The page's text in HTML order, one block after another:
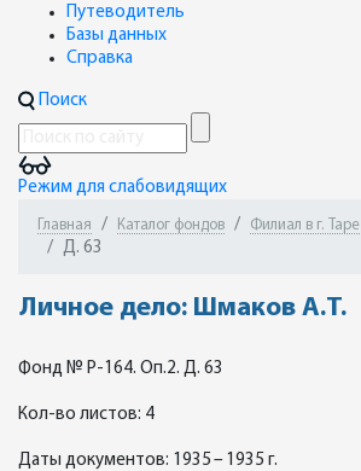
Путеводитель
Базы данных
Справка
Поиск
Режим для слабовидящих
Главная Каталог фондов Филиал в г. Таре
Д. 63
Личное дело: Шмаков А.Т.
Фонд № Р-164. Оп.2. Д. 63
Кол-во листов: 4
Даты документов: 1935 – 1935 г.